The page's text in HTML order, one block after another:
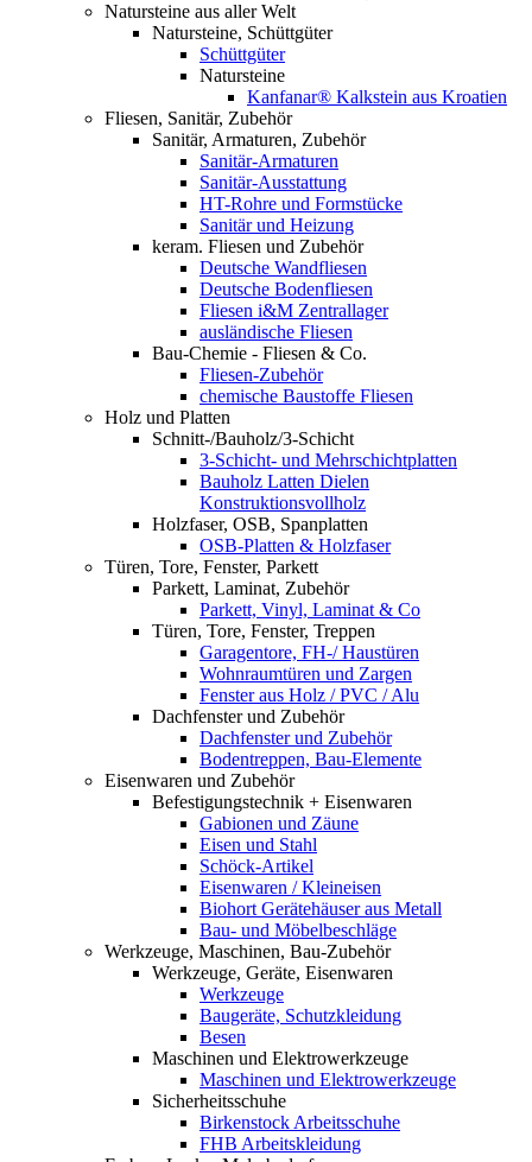
Natursteine aus aller Welt
Natursteine, Schüttgüter
Schüttgüter
Natursteine
Kanfanar® Kalkstein aus Kroatien
Fliesen, Sanitär, Zubehör
Sanitär, Armaturen, Zubehör
Sanitär-Armaturen
Sanitär-Ausstattung
HT-Rohre und Formstücke
Sanitär und Heizung
keram. Fliesen und Zubehör
Deutsche Wandfliesen
Deutsche Bodenfliesen
Fliesen i&M Zentrallager
ausländische Fliesen
Bau-Chemie - Fliesen & Co.
Fliesen-Zubehör
chemische Baustoffe Fliesen
Holz und Platten
Schnitt-/Bauholz/3-Schicht
3-Schicht- und Mehrschichtplatten
Bauholz Latten Dielen
Konstruktionsvollholz
Holzfaser, OSB, Spanplatten
OSB-Platten & Holzfaser
Türen, Tore, Fenster, Parkett
Parkett, Laminat, Zubehör
Parkett, Vinyl, Laminat & Co
Türen, Tore, Fenster, Treppen
Garagentore, FH-/ Haustüren
Wohnraumtüren und Zargen
Fenster aus Holz / PVC / Alu
Dachfenster und Zubehör
Dachfenster und Zubehör
Bodentreppen, Bau-Elemente
Eisenwaren und Zubehör
Befestigungstechnik + Eisenwaren
Gabionen und Zäune
Eisen und Stahl
Schöck-Artikel
Eisenwaren / Kleineisen
Biohort Gerätehäuser aus Metall
Bau- und Möbelbeschläge
Werkzeuge, Maschinen, Bau-Zubehör
Werkzeuge, Geräte, Eisenwaren
Werkzeuge
Baugeräte, Schutzkleidung
Besen
Maschinen und Elektrowerkzeuge
Maschinen und Elektrowerkzeuge
Sicherheitsschuhe
Birkenstock Arbeitsschuhe
FHB Arbeitskleidung